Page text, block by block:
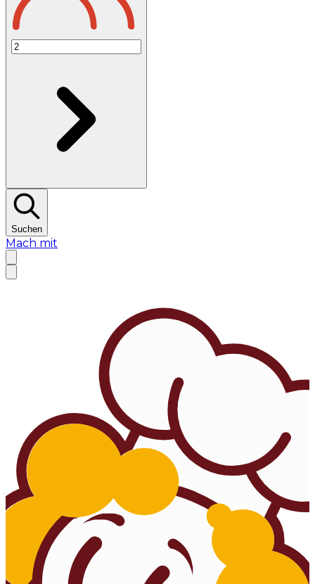
Suchen
Mach mit